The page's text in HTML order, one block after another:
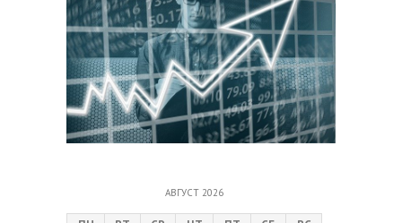
АВГУСТ 2026